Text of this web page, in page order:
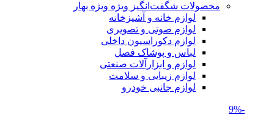
محصولات شگفت‌انگیز ویژه ویژه بهار
لوازم خانه و آشپزخانه
لوازم صوتی و تصویری
لوازم دکوراسیون داخلی
لباس و پوشاک فصل
لوازم و ابزارآلات صنعتی
لوازم زیبایی و سلامت
لوازم جانبی خودرو
-9%